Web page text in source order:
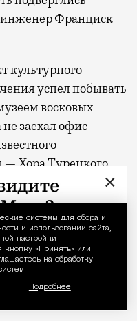
системы для сбора и
и использовании сайта,
настройки
«Принять» или
на обработку
Подробнее
Франциск-
культурного
успел побывать
восковых
заехал офис
Хора Турецкого.
научно-
имени А.
архив Анатолия
в Мещанской
×